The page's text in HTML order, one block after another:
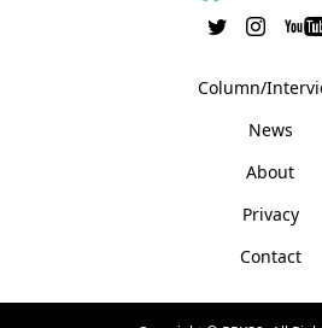
Column/
News
About
Privacy
Contact